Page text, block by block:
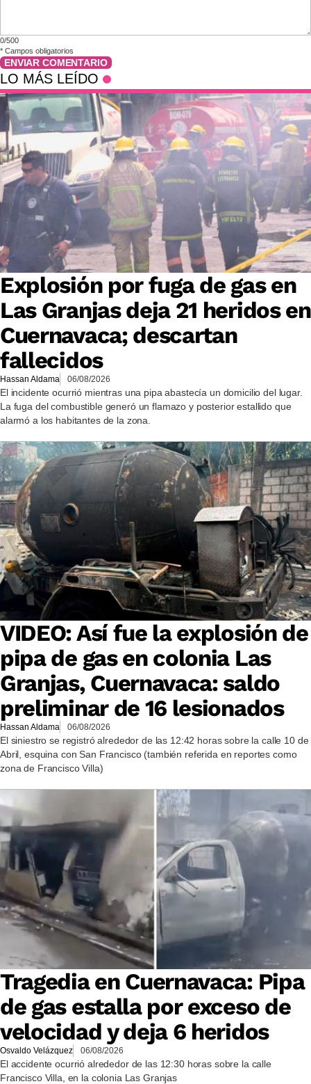
0/500
* Campos obligatorios
ENVIAR COMENTARIO
LO MÁS LEÍDO
Explosión por fuga de gas en
Las Granjas deja 21 heridos en
Cuernavaca; descartan
fallecidos
Hassan Aldama 06/08/2026
El incidente ocurrió mientras una pipa abastecía un domicilio del lugar.
La fuga del combustible generó un flamazo y posterior estallido que
alarmó a los habitantes de la zona.
VIDEO: Así fue la explosión de
pipa de gas en colonia Las
Granjas, Cuernavaca: saldo
preliminar de 16 lesionados
Hassan Aldama 06/08/2026
El siniestro se registró alrededor de las 12:42 horas sobre la calle 10 de
Abril, esquina con San Francisco (también referida en reportes como
zona de Francisco Villa)
Tragedia en Cuernavaca: Pipa
de gas estalla por exceso de
velocidad y deja 6 heridos
Osvaldo Velázquez 06/08/2026
El accidente ocurrió alrededor de las 12:30 horas sobre la calle
Francisco Villa, en la colonia Las Granjas